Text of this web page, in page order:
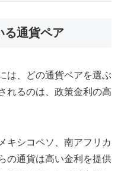
る通貨ペア
は、どの通貨ペアを選ぶ
れるのは、政策金利の高
キシコペソ、南アフリカ
の通貨は高い金利を提供